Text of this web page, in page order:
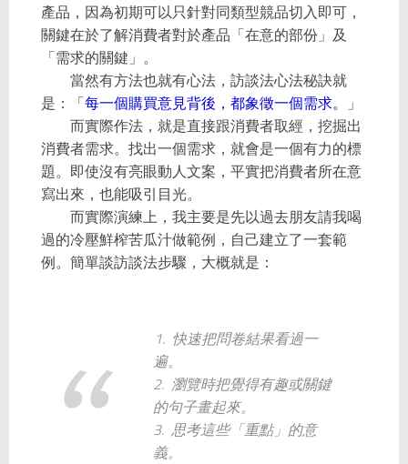
產品，因為初期可以只針對同類型競品切入即可，
關鍵在於了解消費者對於產品「在意的部份」及
「需求的關鍵」。
當然有方法也就有心法，訪談法心法秘訣就
是：「 每一個購買意見背後，都象徵一個需求。
」
而實際作法，就是直接跟消費者取經，挖掘出
消費者需求。找出一個需求，就會是一個有力的標
題。即使沒有亮眼動人文案，平實把消費者所在意
寫出來，也能吸引目光。
而實際演練上，我主要是先以過去朋友請我喝
過的冷壓鮮榨苦瓜汁做範例，自己建立了一套範
例。簡單談訪談法步驟，大概就是：
1. 快速把問卷結果看過一
遍。
2.
瀏覽時把覺得有趣或關鍵
的句子畫起來。
3. 思考這些「重點」的意
義。